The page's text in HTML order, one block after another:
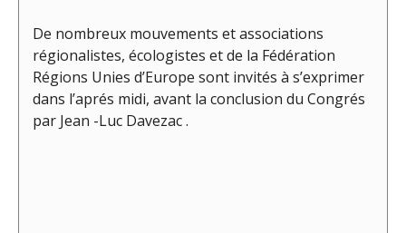
De nombreux mouvements et associations
régionalistes, écologistes et de la Fédération
Régions Unies d’Europe sont invités à s’exprimer
dans l’aprés midi, avant la conclusion du Congrés
par Jean -Luc Davezac .